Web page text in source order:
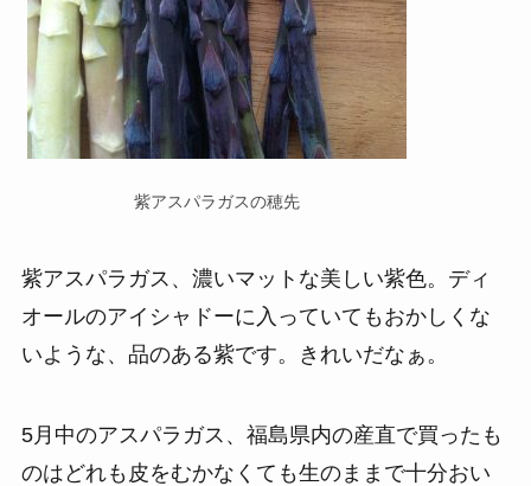
紫アスパラガスの穂先
紫アスパラガス、濃いマットな美しい紫色。ディ
オールのアイシャドーに入っていてもおかしくな
いような、品のある紫です。きれいだなぁ。
5月中のアスパラガス、福島県内の産直で買ったも
のはどれも皮をむかなくても生のままで十分おい